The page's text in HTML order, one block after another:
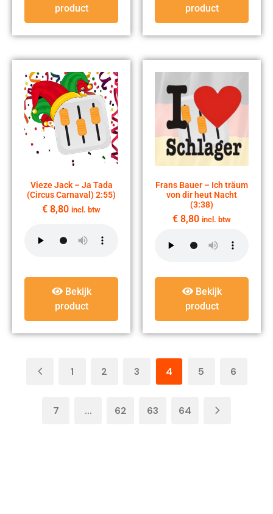
product
product
Vieze Jack – Ja Tada
(Circus Carnaval) 2:55)
€ 8,80 incl. btw
Bekijk
product
Frans Bauer – Ich träum
von dir heut Nacht
(3:38)
€ 8,80 incl. btw
Bekijk
product
1 2 3 4 5 6
7 ... 62 63 64